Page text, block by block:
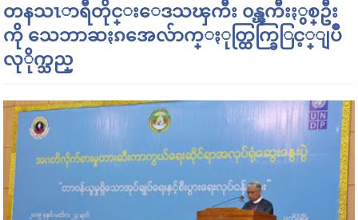
တနသၤာရီတိုင္းေဒသၾကီး ၀န္ၾကီးႏွစ္ဦး
ကို သေဘာဆႏၵအေလ်ာက္ႏုတ္ထြက္ခြြင့္ျပဳ
လုိုက္သည္